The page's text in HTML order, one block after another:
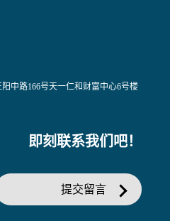
中路166号天一仁和财富中心6号楼
即刻联系我们吧！
提交留言